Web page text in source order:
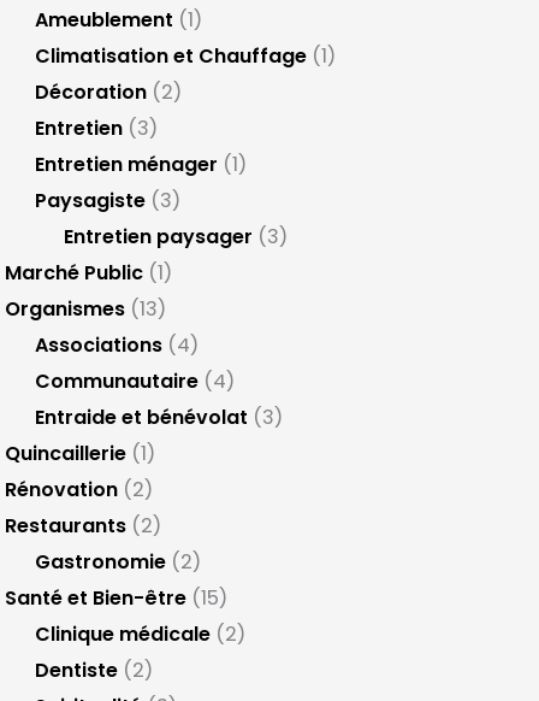
Ameublement (1)
Climatisation et Chauffage(1)
Décoration(2)
Entretien(3)
Entretien ménager (1)
Paysagiste(3)
Entretien paysager (3)
Marché Public (1)
Organismes (13)
Associations(4)
Communautaire(4)
Entraide et bénévolat (3)
Quincaillerie (1)
Rénovation (2)
Restaurants (2)
Gastronomie(2)
Santé et Bien-être (15)
Clinique médicale(2)
Dentiste(2)